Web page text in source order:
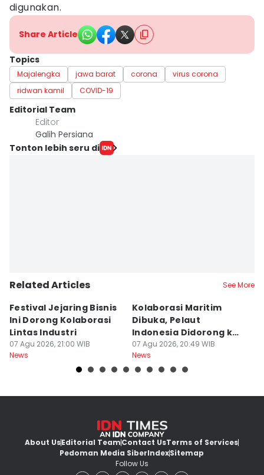
digunakan.
Share Article
Topics
Majalengka jawa barat corona
virus corona
ridwan kamil
COVID-19
Editorial Team
Editor
Galih Persiana
Tonton lebih seru di
Related Articles See More
Festival Jejaring Bisnis
Ini Dorong Kolaborasi
Lintas Industri
07 Agu 2026, 21:00 WIB
News
Kolaborasi Maritim
Dibuka, Pelaut
Indonesia Didorong ke
Pasar Global
07 Agu 2026, 20:49 WIB
News
About UsEditorial TeamContact UsTerms of Services
Pedoman Media SiberIndexSitemap
Follow Us